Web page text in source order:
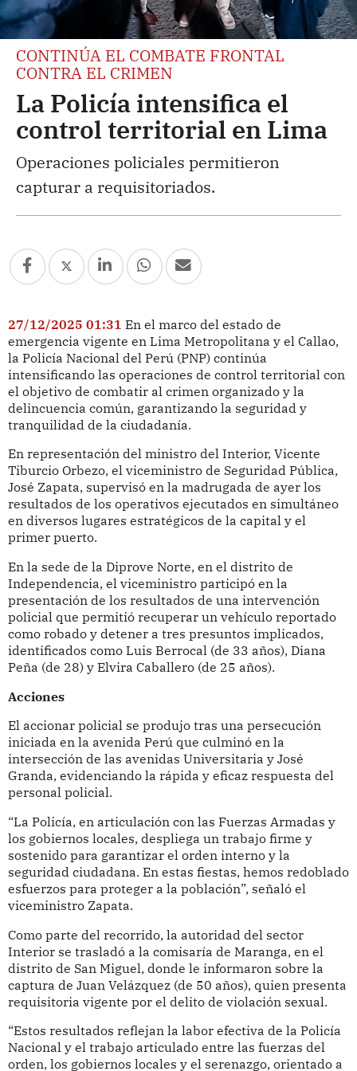
CONTINÚA EL COMBATE FRONTAL
CONTRA EL CRIMEN
La Policía intensifica el
control territorial en Lima
Operaciones policiales permitieron
capturar a requisitoriados.
27/12/2025 01:31 En el marco del estado de
emergencia vigente en Lima Metropolitana y el Callao,
la Policía Nacional del Perú (PNP) continúa
intensificando las operaciones de control territorial con
el objetivo de combatir al crimen organizado y la
delincuencia común, garantizando la seguridad y
tranquilidad de la ciudadanía.
En representación del ministro del Interior, Vicente
Tiburcio Orbezo, el viceministro de Seguridad Pública,
José Zapata, supervisó en la madrugada de ayer los
resultados de los operativos ejecutados en simultáneo
en diversos lugares estratégicos de la capital y el
primer puerto.
En la sede de la Diprove Norte, en el distrito de
Independencia, el viceministro participó en la
presentación de los resultados de una intervención
policial que permitió recuperar un vehículo reportado
como robado y detener a tres presuntos implicados,
identificados como Luis Berrocal (de 33 años), Diana
Peña (de 28) y Elvira Caballero (de 25 años).
Acciones
El accionar policial se produjo tras una persecución
iniciada en la avenida Perú que culminó en la
intersección de las avenidas Universitaria y José
Granda, evidenciando la rápida y eficaz respuesta del
personal policial.
“La Policía, en articulación con las Fuerzas Armadas y
los gobiernos locales, despliega un trabajo firme y
sostenido para garantizar el orden interno y la
seguridad ciudadana. En estas fiestas, hemos redoblado
esfuerzos para proteger a la población”, señaló el
viceministro Zapata.
Como parte del recorrido, la autoridad del sector
Interior se trasladó a la comisaría de Maranga, en el
distrito de San Miguel, donde le informaron sobre la
captura de Juan Velázquez (de 50 años), quien presenta
requisitoria vigente por el delito de violación sexual.
“Estos resultados reflejan la labor efectiva de la Policía
Nacional y el trabajo articulado entre las fuerzas del
orden, los gobiernos locales y el serenazgo, orientado a